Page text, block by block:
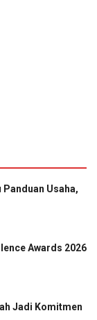
Usaha,
Awards 2026
Jadi Komitmen